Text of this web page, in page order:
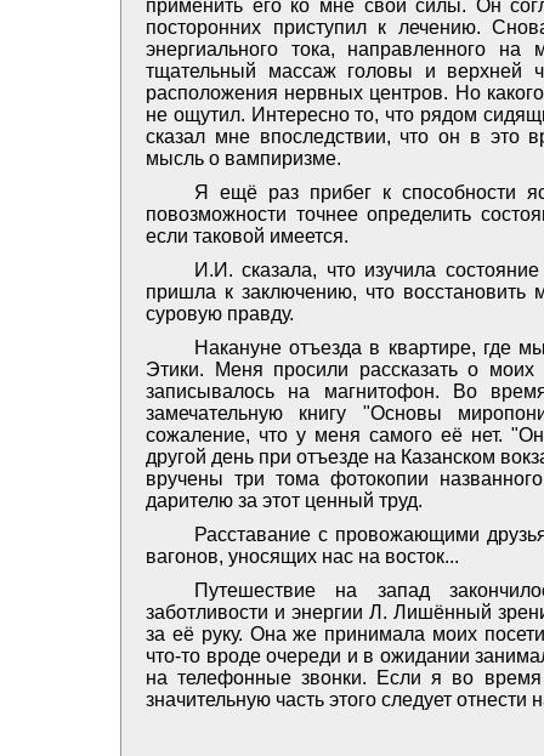
применить его ко мне свои силы. Он
посторонних приступил к лечению.
энергиального тока, направленного
тщательный массаж головы и верхней
расположения нервных центров. Но
не ощутил. Интересно то, что рядом
сказал мне впоследствии, что он в это
мысль о вампиризме.
Я ещё раз прибег к способности
повозможности точнее определить
если таковой имеется.
И.И. сказала, что изучила
пришла к заключению, что
суровую правду.
Накануне отъезда в квартире, где
Этики. Меня просили рассказать о
записывалось на магнитофон. Во
замечательную книгу "Основы
сожаление, что у меня самого её нет.
другой день при отъезде на Казанском
вручены три тома фотокопии
дарителю за этот ценный труд.
Расставание с провожающими
вагонов, уносящих нас на восток...
Путешествие на запад
заботливости и энергии Л. Лишённый
за её руку. Она же принимала моих
что-то вроде очереди и в ожидании
на телефонные звонки. Если я во время
значительную часть этого следует отнести